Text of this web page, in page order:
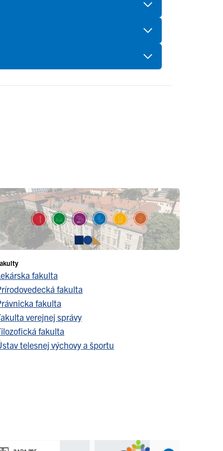
fakulta
fakulta
fakulta
verejnej správy
fakulta
telesnej výchovy a športu